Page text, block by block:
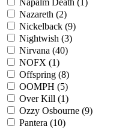
Napalm Death (1)
Nazareth (2)
Nickelback (9)
Nightwish (3)
Nirvana (40)
NOFX (1)
Offspring (8)
OOMPH (5)
Over Kill (1)
Ozzy Osbourne (9)
Pantera (10)